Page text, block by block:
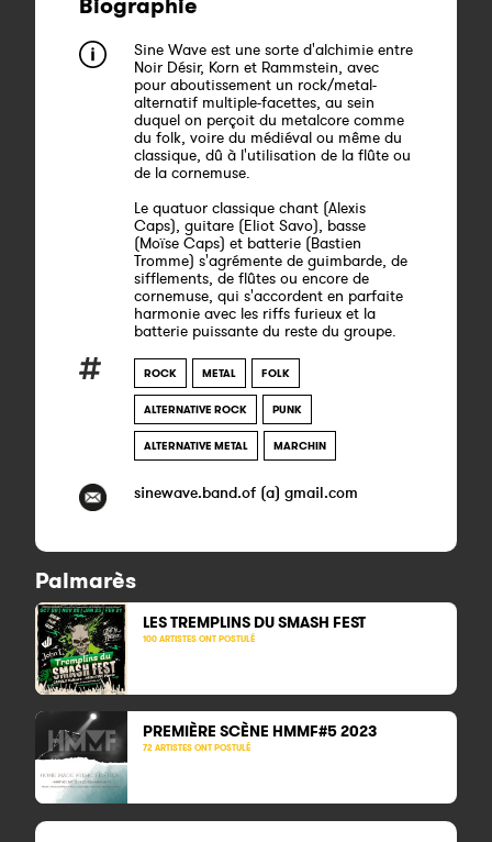
Sine Wave est une sorte d'alchimie entre
Noir Désir, Korn et Rammstein, avec
pour aboutissement un rock/metal-
alternatif multiple-facettes, au sein
duquel on perçoit du metalcore comme
du folk, voire du médiéval ou même du
classique, dû à l'utilisation de la flûte ou
de la cornemuse.
Le quatuor classique chant (Alexis
Caps), guitare (Eliot Savo), basse
(Moïse Caps) et batterie (Bastien
Tromme) s'agrémente de guimbarde, de
sifflements, de flûtes ou encore de
cornemuse, qui s'accordent en parfaite
harmonie avec les riffs furieux et la
batterie puissante du reste du groupe.
ROCK METAL FOLK
ALTERNATIVE ROCK PUNK
ALTERNATIVE METAL MARCHIN
sinewave.band.of (a) gmail.com
Palmarès
LES TREMPLINS DU SMASH FEST
100 ARTISTES ONT POSTULÉ
PREMIÈRE SCÈNE HMMF#5 2023
72 ARTISTES ONT POSTULÉ